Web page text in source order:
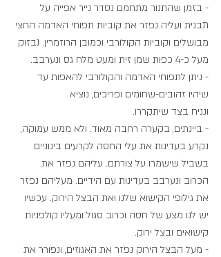
- בזמן שהתנור מתחמם נסדר נייר אפייה על
תבנית ועליה נפזר את קוביות תפוחי האדמה החצי
מבושלים וקוביות הקולורבי וכמובן הרוזמרין. נבזוק
מעל כ-4 כפות שמן זית ומעט מלח גס ונערבב.
- ניתן לתפוחי האדמה והקולורבי להאפות עד
שיהיו זהובים-שחומים ופריכים, נוציא
ונניח בצד שיתקררו.
- ביינתים, בקערה רחבה מאוד. ולא ממש עמוקה,
נקרע בעדינות את עלי החסה לקרעים בינוניים
בשביל שישמרו על צורתם. עליהם נפזר את
הכרוב ונערבב בעדינות עם הידיים. מעליהם נפזר
את גילופי הקישוא שלנו ואת הבצל הירוק. עכשיו
יש לנו מצע של חסה וכרוב סגול ומעליו קולפניות
קישואים ובצל ירוק.
- מעל הבצל הירוק נפזר את האגוזים, ונפורר את